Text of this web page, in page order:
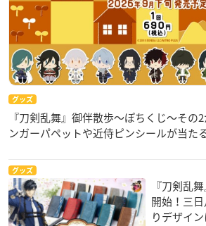
グッズ
『刀剣乱舞』御伴散歩～ぽちくじ～その
ンガーパペットや近侍ピンシールが当た
グッズ
『刀剣乱
開始！三
りデザイ